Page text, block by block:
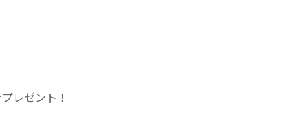
レゼント！